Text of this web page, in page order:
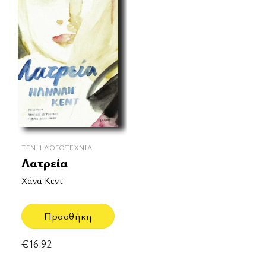
ΞΈΝΗ ΛΟΓΟΤΕΧΝΊΑ
Λατρεία
Χάνα Κεντ
Προσθήκη
€16.92